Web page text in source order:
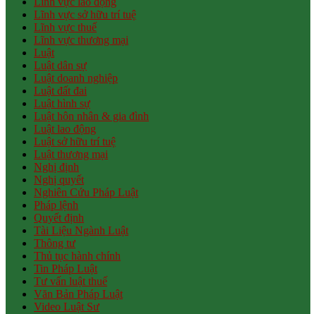
Lĩnh vực sở hữu trí tuệ
Lĩnh vực thuế
Lĩnh vực thương mại
Luật
Luật dân sự
Luật doanh nghiệp
Luật đất đai
Luật hình sự
Luật hôn nhân & gia đình
Luật lao động
Luật sở hữu trí tuệ
Luật thương mại
Nghị định
Nghị quyết
Nghiên Cứu Pháp Luật
Pháp lệnh
Quyết định
Tài Liệu Ngành Luật
Thông tư
Thủ tục hành chính
Tin Pháp Luật
Tư vấn luật thuế
Văn Bản Pháp Luật
Video Luật Sư